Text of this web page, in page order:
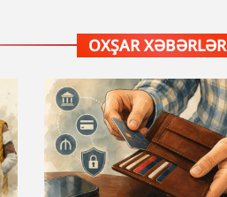
OXŞAR XƏBƏRLƏR